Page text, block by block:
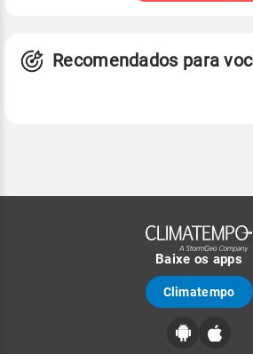
Recomendados para
Baixe os apps
Climatempo